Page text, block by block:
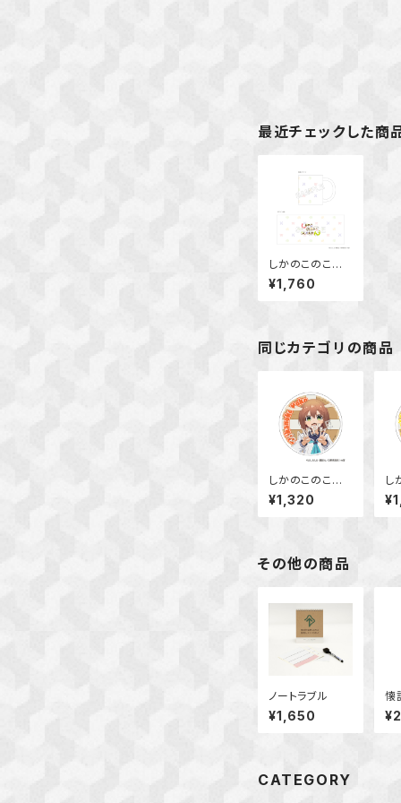
最近チェックした商
しかのこのこの
ここしたんたん
マグカップ
¥1,760
同じカテゴリの商品
しかのこのこの
ここしたんたん
アクリルコースタ
ー 鹿乃子 のこ
¥1,320
し
こ
ア
ー
その他の商品
ノートラブル
¥1,650
懐
CATEGORY